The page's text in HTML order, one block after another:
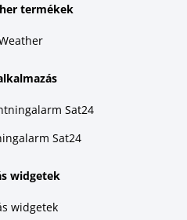
termékek
Sat24
Sat24
widgetek
widgetek